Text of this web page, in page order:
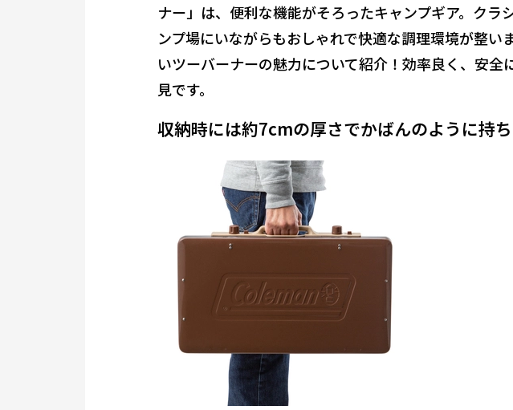
ナー」は、便利な機能がそろったキャンプギア。クラ
ンプ場にいながらもおしゃれで快適な調理環境が整い
いツーバーナーの魅力について紹介！効率良く、安
見です。
収納時には約7cmの厚さでかばんのように持